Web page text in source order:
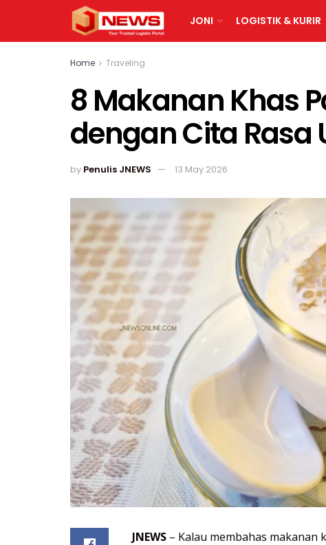
JONI LOGISTIK & KURIR
Home Traveling
8 Makanan Khas
dengan Cita Rasa
by Penulis JNEWS 13 May 2026
JNEWS – Kalau membahas